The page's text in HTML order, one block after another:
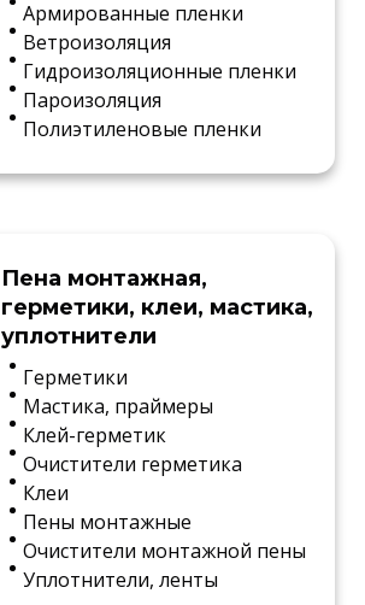
Армированные пленки
Ветроизоляция
Гидроизоляционные пленки
Пароизоляция
Полиэтиленовые пленки
Пена монтажная,
герметики, клеи, мастика,
уплотнители
Герметики
Мастика, праймеры
Клей-герметик
Очистители герметика
Клеи
Пены монтажные
Очистители монтажной пены
Уплотнители, ленты